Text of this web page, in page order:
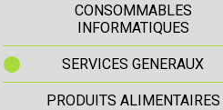
CONSOMMABLES
INFORMATIQUES
SERVICES GENERAUX
PRODUITS ALIMENTAIRES